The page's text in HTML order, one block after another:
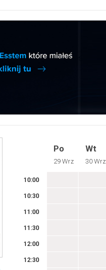
Po
29 Wrz
Wt
30 Wrz
10:00
10:30
11:00
11:30
12:00
12:30